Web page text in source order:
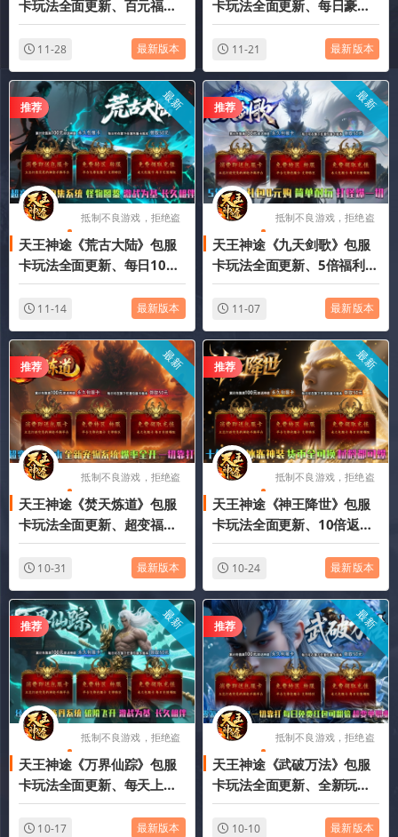
卡玩法全面更新、百元福利
天天送、全屏秒杀、打怪爆
一切（五行元素、无限属性
等特色玩法邀你来战）
11-28 最新版本
卡玩法全面更新、每日豪礼
赠送、一切全靠打、极致攻
速（特效装扮、修仙系统等
特色玩法邀你来战）
11-21 最新版本
推荐 最新
抵制不良游戏，拒绝盗
版游戏
天王神途《荒古大陆》包服
卡玩法全面更新、每日100
元福利、0氪起号无压力、装
备全靠打（神剑之魂、忘川
神玉等特色玩法邀你来战）
11-14 最新版本
推荐 最新
抵制不良游戏，拒绝盗
版游戏
天王神途《九天剑歌》包服
卡玩法全面更新、5倍福利、
礼包0元购、简单耐玩、打怪
爆一切（装备附魔、四格洗
练等特色玩法邀你来战）
11-07 最新版本
推荐 最新
抵制不良游戏，拒绝盗
版游戏
天王神途《焚天炼道》包服
卡玩法全面更新、超变福利
版本、全新宠物系统、爆率
全开、刀刀切割（荣誉使者
等特色玩法邀你来战）
10-31 最新版本
推荐 最新
抵制不良游戏，拒绝盗
版游戏
天王神途《神王降世》包服
卡玩法全面更新、10倍返
利、刀刀切割、高爆耐玩、
一切靠打（冰魄神装，神权
宝典等特色玩法邀你来战）
10-24 最新版本
推荐 最新
抵制不良游戏，拒绝盗
版游戏
天王神途《万界仙踪》包服
卡玩法全面更新、每天上线
白漂巨额红包、高额返利、
免费特权、简单耐玩（破镜
10-17 最新版本
推荐 最新
抵制不良游戏，拒绝盗
版游戏
天王神途《武破万法》包服
卡玩法全面更新、全新玩
法、零氪满V、每日免费红
包、一切靠打（武穆遗书、
10-10 最新版本